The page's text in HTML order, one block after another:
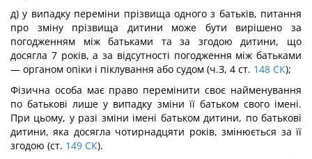
д) у випадку переміни прізвища одного з батьків, питання
про зміну прізвища дитини може бути вирішено за
погодженням між батьками та за згодою дитини, що
досягла 7 років, а за відсутності погодження між батьками
— органом опіки і піклування або судом (ч.З, 4 ст. 148 СК);
Фізична особа має право перемінити своє найменування
по батькові лише у випадку зміни її батьком свого імені.
При цьому, у разі зміни імені батьком дитини, по батькові
дитини, яка досягла чотирнадцяти років, змінюється за її
згодою (ст. 149 СК).